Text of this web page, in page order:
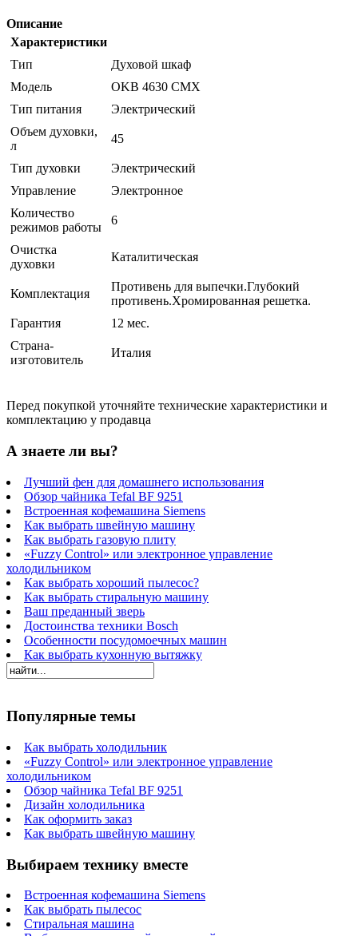
Описание
Характеристики
Тип
Духовой шкаф
Модель
OKB 4630 CMX
Тип питания
Электрический
Объем духовки,
л
45
Тип духовки
Электрический
Управление
Электронное
Количество
режимов работы
6
Очистка
духовки
Каталитическая
Комплектация
Противень для выпечки.Глубокий
противень.Хромированная решетка.
Гарантия
12 мес.
Страна-
изготовитель
Италия
Перед покупкой уточняйте технические характеристики и
комплектацию у продавца
А знаете ли вы?
Лучший фен для домашнего использования
Обзор чайника Tefal BF 9251
Встроенная кофемашина Siemens
Как выбрать швейную машину
Как выбрать газовую плиту
«Fuzzy Control» или электронное управление
холодильником
Как выбрать хороший пылесос?
Как выбрать стиральную машину
Ваш преданный зверь
Достоинства техники Bosch
Особенности посудомоечных машин
Как выбрать кухонную вытяжку
Популярные темы
Как выбрать холодильник
«Fuzzy Control» или электронное управление
холодильником
Обзор чайника Tefal BF 9251
Дизайн холодильника
Как оформить заказ
Как выбрать швейную машину
Выбираем технику вместе
Встроенная кофемашина Siemens
Как выбрать пылесос
Стиральная машина